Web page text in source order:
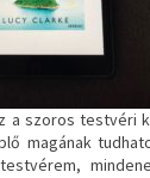
a szoros testvéri
magának